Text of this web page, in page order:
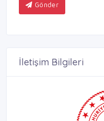
Gönder
İletişim Bilgileri